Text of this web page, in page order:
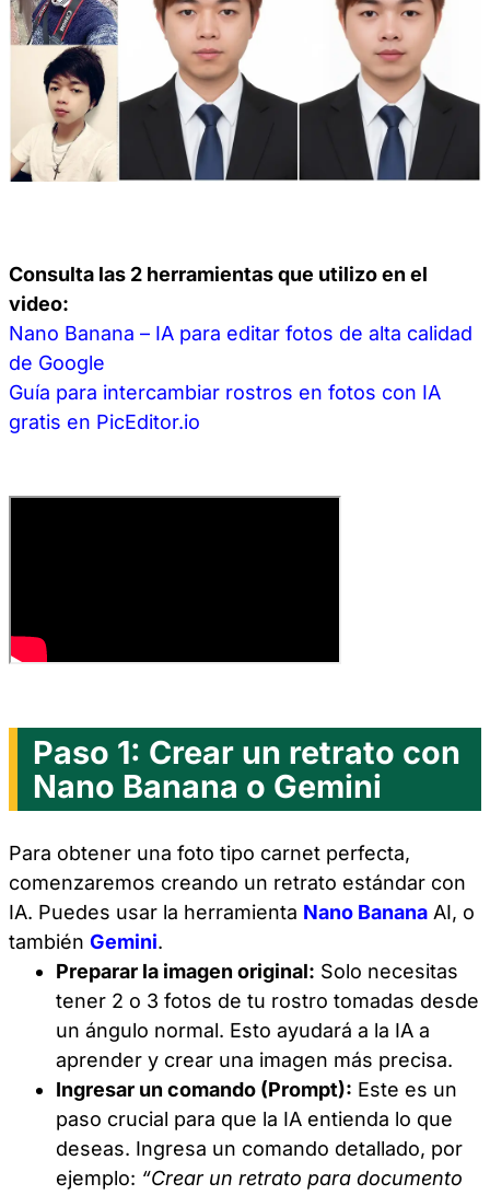
Consulta las 2 herramientas que utilizo en el
video:
Nano Banana – IA para editar fotos de alta calidad
de Google
Guía para intercambiar rostros en fotos con IA
gratis en PicEditor.io
Paso 1: Crear un retrato con
Nano Banana o Gemini
Para obtener una foto tipo carnet perfecta,
comenzaremos creando un retrato estándar con
IA. Puedes usar la herramienta Nano Banana AI, o
también Gemini.
Preparar la imagen original: Solo necesitas
tener 2 o 3 fotos de tu rostro tomadas desde
un ángulo normal. Esto ayudará a la IA a
aprender y crear una imagen más precisa.
Ingresar un comando (Prompt): Este es un
paso crucial para que la IA entienda lo que
deseas. Ingresa un comando detallado, por
ejemplo: “Crear un retrato para documento